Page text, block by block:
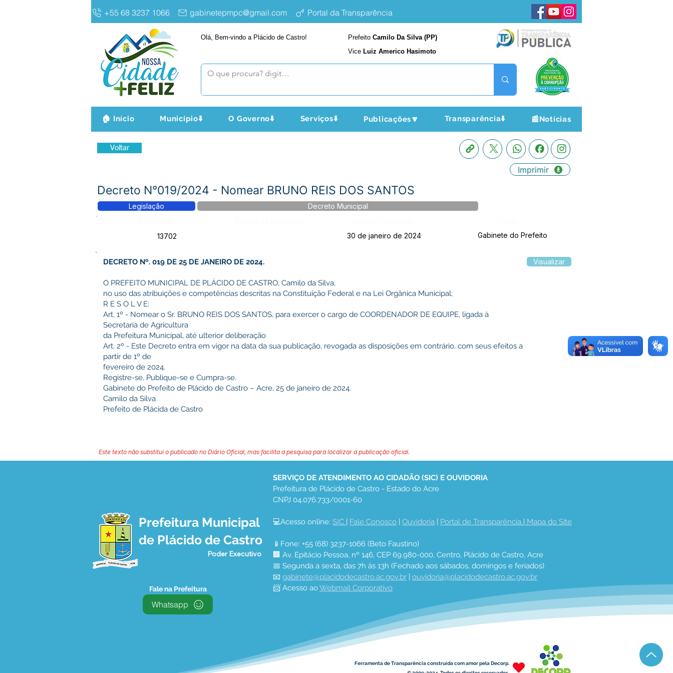
+55 68 3237 1066 gabinetepmpc@gmail.com Portal da Transparência
Olá, Bem-vindo a Plácido de Castro! Prefeito Camilo Da Silva (PP)
Vice Luiz Americo Hasimoto
🏠 Início Município⬇️ O Governo⬇️ Serviços⬇️ Publicações🔽 Transparência⬇️ 📰Notícias
Voltar
Imprimir
Decreto N°019/2024 - Nomear BRUNO REIS DOS SANTOS
Legislação
Decreto Municipal
13702
30 de janeiro de 2024 Gabinete do Prefeito
DECRETO Nº. 019 DE 25 DE JANEIRO DE 2024.
O PREFEITO MUNICIPAL DE PLÁCIDO DE CASTRO, Camilo da Silva,
no uso das atribuições e competências descritas na Constituição Federal e na Lei Orgânica Municipal;
R E S O L V E:
Art. 1º - Nomear o Sr. BRUNO REIS DOS SANTOS, para exercer o cargo de COORDENADOR DE EQUIPE, ligada à
Secretaria de Agricultura
da Prefeitura Municipal, até ulterior deliberação
Art. 2º - Este Decreto entra em vigor na data da sua publicação, revogada as disposições em contrário, com seus efeitos a
partir de 1º de
fevereiro de 2024.
Registre-se, Publique-se e Cumpra-se.
Gabinete do Prefeito de Plácido de Castro – Acre, 25 de janeiro de 2024.
Camilo da Silva
Prefeito de Plácida de Castro
Visualizar
Este texto não substitui o publicado no Diário Oficial, mas facilita a pesquisa para localizar a publicação oficial.
Prefeitura Municipal
de Plácido de Castro
Poder Executivo
Fale na Prefeitura
Whatsapp
SERVIÇO DE ATENDIMENTO AO CIDADÃO (SIC) E OUVIDORIA
Prefeitura de Plácido de Castro - Estado do Acre
CNPJ 04.076.733/0001-60
💻Acesso online: SIC | Fale Conosco | Ouvidoria | Portal de Transparência | Mapa do Site
📱Fone: +55 (68) 3237-1066 (Beto Faustino)
🏢 Av. Epitácio Pessoa, nº 146, CEP 69.980-000, Centro, Plácido de Castro, Acre
📅 Segunda a sexta, das 7h às 13h (Fechado aos sábados, domingos e feriados)
📧 gabinete@placidodecastro.ac.gov.br | ouvidoria@placidodecastro.ac.gov.br
📨 Acesso ao Webmail Corporativo
Ferramenta de Transparência construída com amor pela Decorp.